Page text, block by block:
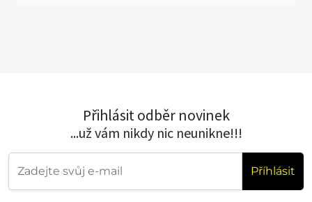
Přihlásit odběr novinek
...už vám nikdy nic neunikne!!!
Příhlásit